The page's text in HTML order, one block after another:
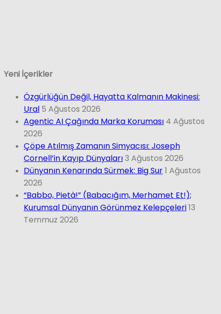
Yeni İçerikler
Özgürlüğün Değil, Hayatta Kalmanın Makinesi:
Ural 5 Ağustos 2026
Agentic AI Çağında Marka Koruması 4 Ağustos
2026
Çöpe Atılmış Zamanın Simyacısı: Joseph
Cornell’in Kayıp Dünyaları3 Ağustos 2026
Dünyanın Kenarında Sürmek: Big Sur1 Ağustos
2026
“Babbo, Pietà!” (Babacığım, Merhamet Et!);
Kurumsal Dünyanın Görünmez Kelepçeleri13
Temmuz 2026